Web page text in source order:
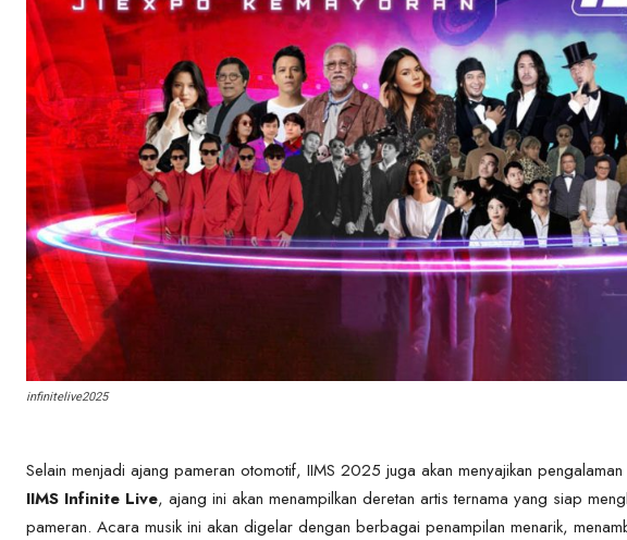
infinitelive2025
Selain menjadi ajang pameran otomotif, IIMS 2025 juga akan menyajikan
IIMS Infinite Live, ajang ini akan menampilkan deretan artis ternama yang siap
pameran. Acara musik ini akan digelar dengan berbagai penampilan menarik,